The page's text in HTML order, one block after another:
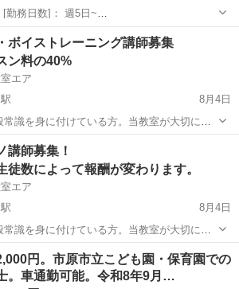
地・最寄駅]： 千葉県千葉
公開 県庁前(千葉県)駅自動車6...
士
ボイストレーニング講師募集
ン料の40%
エア
8月4日
識を身に付けている方。当教室が大切にし
『やりたい』を尊重する」「生徒の音楽的
ける方。 ２．勤務曜日：火～日
合の合う...
見川駅 教育
講師募集！
徒数によって報酬が変わります。
エア
8月4日
識を身に付けている方。当教室が大切にし
『やりたい』を尊重する」「生徒の音楽的
ける方。 ２．勤務曜日：月曜日
の全日、...
川駅 教育
円。市原市立こども園・保育園での
。車通勤可能。令和8年9月…